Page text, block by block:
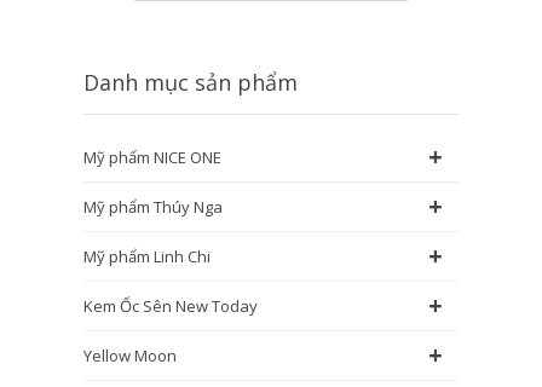
Danh mục sản phẩm
Mỹ phẩm NICE ONE +
Mỹ phẩm Thúy Nga +
Mỹ phẩm Linh Chi +
Kem Ốc Sên New Today +
Yellow Moon +